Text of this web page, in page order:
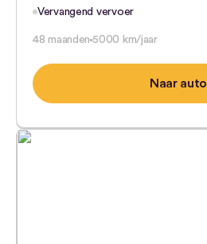
Vervangend vervoer
48 maanden 5000 km/jaar
Naar auto